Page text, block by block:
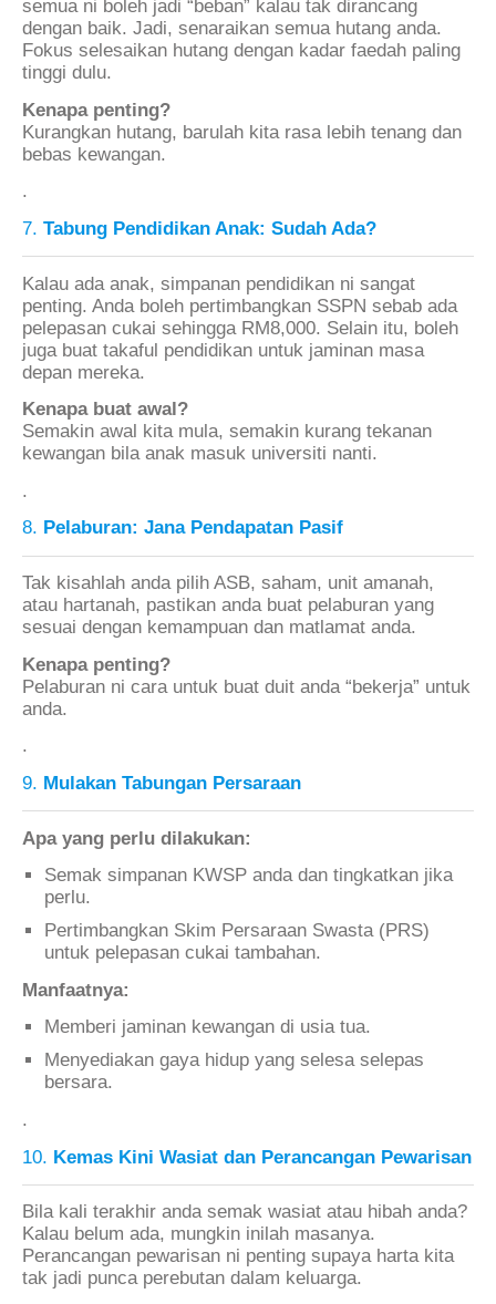
semua ni boleh jadi “beban” kalau tak dirancang
dengan baik. Jadi, senaraikan semua hutang anda.
Fokus selesaikan hutang dengan kadar faedah paling
tinggi dulu.
Kenapa penting?
Kurangkan hutang, barulah kita rasa lebih tenang dan
bebas kewangan.
.
7. Tabung Pendidikan Anak: Sudah Ada?
Kalau ada anak, simpanan pendidikan ni sangat
penting. Anda boleh pertimbangkan SSPN sebab ada
pelepasan cukai sehingga RM8,000. Selain itu, boleh
juga buat takaful pendidikan untuk jaminan masa
depan mereka.
Kenapa buat awal?
Semakin awal kita mula, semakin kurang tekanan
kewangan bila anak masuk universiti nanti.
.
8. Pelaburan: Jana Pendapatan Pasif
Tak kisahlah anda pilih ASB, saham, unit amanah,
atau hartanah, pastikan anda buat pelaburan yang
sesuai dengan kemampuan dan matlamat anda.
Kenapa penting?
Pelaburan ni cara untuk buat duit anda “bekerja” untuk
anda.
.
9. Mulakan Tabungan Persaraan
Apa yang perlu dilakukan:
Semak simpanan KWSP anda dan tingkatkan jika
perlu.
Pertimbangkan Skim Persaraan Swasta (PRS)
untuk pelepasan cukai tambahan.
Manfaatnya:
Memberi jaminan kewangan di usia tua.
Menyediakan gaya hidup yang selesa selepas
bersara.
.
10. Kemas Kini Wasiat dan Perancangan Pewarisan
Bila kali terakhir anda semak wasiat atau hibah anda?
Kalau belum ada, mungkin inilah masanya.
Perancangan pewarisan ni penting supaya harta kita
tak jadi punca perebutan dalam keluarga.